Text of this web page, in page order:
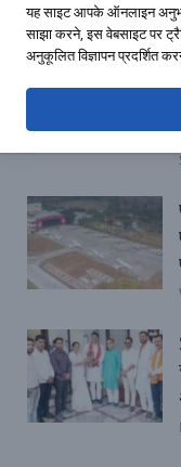
यह साइट आपके ऑनलाइन
साझा करने, इस वेबसाइट पर
अनुकूलित विज्ञापन प्रदर्शित